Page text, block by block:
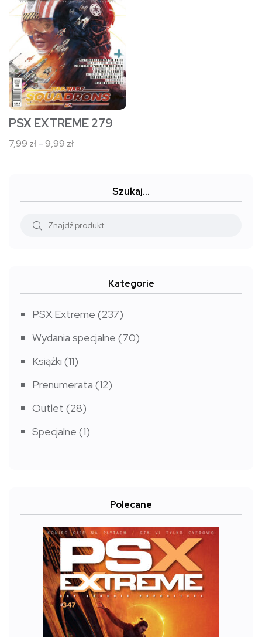
wiele
wariantów.
Opcje
można
wybrać
na
stronie
PSX EXTREME 279
7,99 zł–9,99 złZakres
do
Szukaj…
Kategorie
PSX Extreme (237)
Wydania specjalne (70)
Książki (11)
Prenumerata (12)
Outlet (28)
Specjalne (1)
Polecane